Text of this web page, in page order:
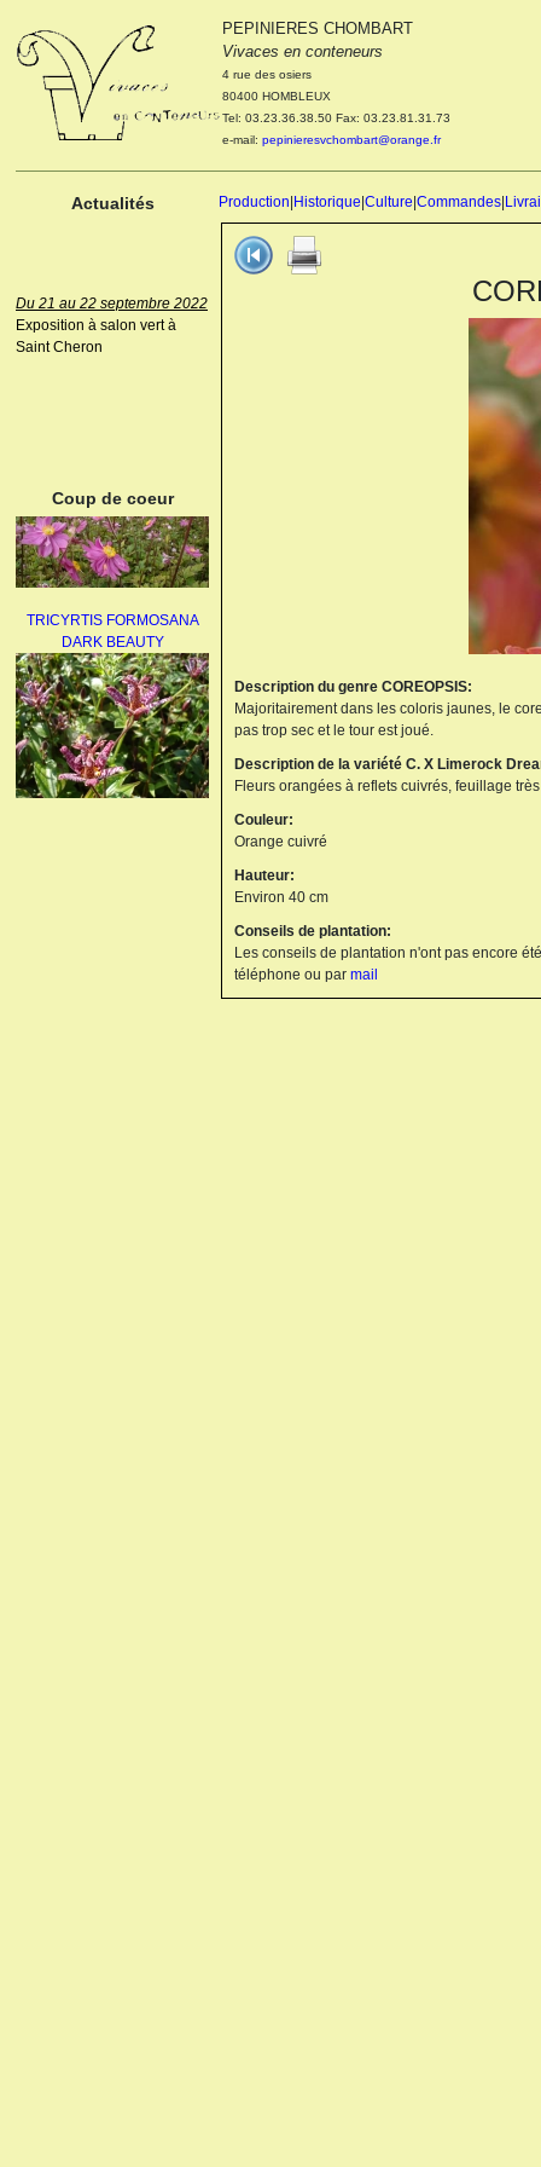
PEPINIERES CHOMBART
Vivaces en conteneurs
4 rue des osiers
80400 HOMBLEUX
Tel: 03.23.36.38.50 Fax: 03.23.81.31.73
e-mail: pepinieresvchombart@orange.fr
Actualités Production Historique Culture Commandes
Le 04 et 05 octobre 2022
Portes ouvertes de la
pépinière : Visite des
cultures, découverte des
nouveautés. Le rendez-vous
des passionnés Le mardi 04
Du 21 au 22 septembre 2022
Exposition à salon vert à
Saint Cheron
Coup de coeur
TRICYRTIS FORMOSANA
DARK BEAUTY
Description du genre COREOPSIS:
Majoritairement dans les coloris jaunes, le
pas trop sec et le tour est joué.
Description de la variété C. X Limerock
Fleurs orangées à reflets cuivrés, feuillage
Couleur:
Orange cuivré
Hauteur:
Environ 40 cm
Conseils de plantation:
Les conseils de plantation n'ont pas encore
téléphone ou par mail